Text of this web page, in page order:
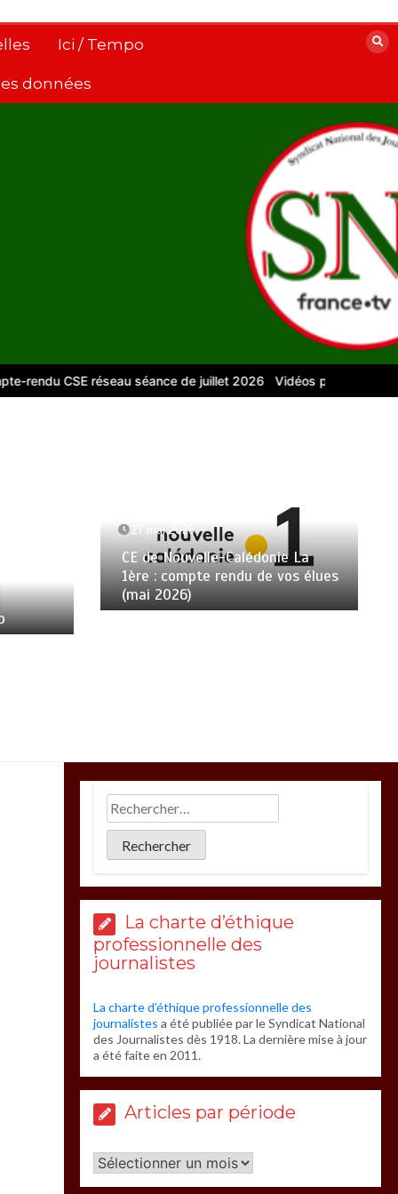
Ici / Tempo
données
CSE réseau séance de juillet 2026 Vidéos pour le numérique –
27 mai 2026
CE de Nouvelle-Calédonie La
1ère : compte rendu de vos élues
(mai 2026)
La charte d’éthique
professionnelle des
journalistes
La charte d’éthique professionnelle des
journalistes a été publiée par le Syndicat National
des Journalistes dès 1918. La dernière mise à jour
a été faite en 2011.
Articles par période
Articles
par